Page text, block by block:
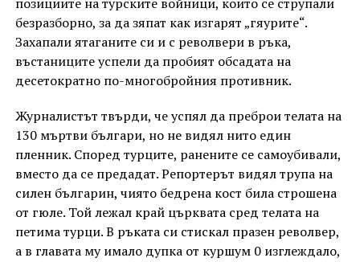
безразборно, за да зяпат как изгарят „гяурите“.
Захапали ятаганите си и с револвери в ръка,
въстаниците успели да пробият обсадата на
десетократно по-многобройния противник.
Журналистът твърди, че успял да преброи телата на
130 мъртви българи, но не видял нито един
пленник. Според турците, ранените се самоубивали,
вместо да се предадат. Репортерът видял трупа на
силен българин, чиято бедрена кост била строшена
от гюле. Той лежал край църквата сред телата на
петима турци. В ръката си стискал празен револвер,
а в главата му имало дупка от куршум 0 изглеждало,